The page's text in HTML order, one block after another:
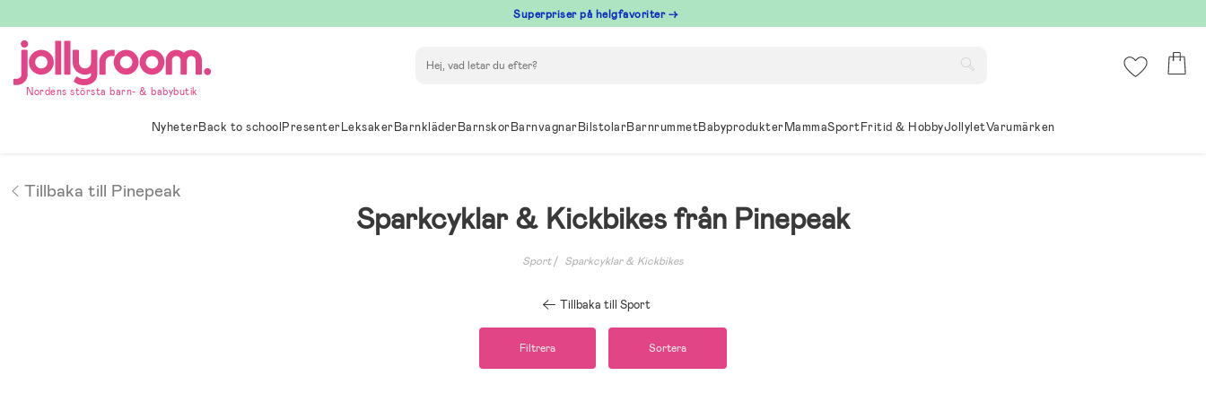
till
innehållet
Superpriser på helgfavoriter →
Nordens största barn- & babybutik
NyheterBack to schoolPresenterLeksakerBarnkläderBarnskorBarnvagnarBilstolarBarnrummetBabyprodukterMammaSportFritid & HobbyJollyletVarumärken
Tillbaka till Pinepeak
Sparkcyklar & Kickbikes från Pinepeak
Sport Sparkcyklar & Kickbikes
Tillbaka till Sport
Filtrera Sortera